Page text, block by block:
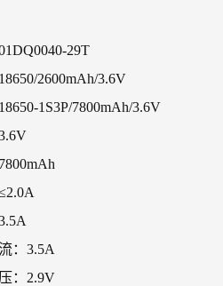
29T
2600mAh/3.6V
1S3P/7800mAh/3.6V
：3.5A
：2.9V